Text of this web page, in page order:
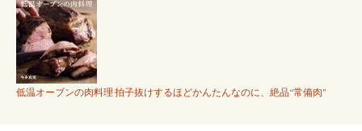
低温オーブンの肉料理 拍子抜けするほどかんたんなのに、絶品“常備肉”